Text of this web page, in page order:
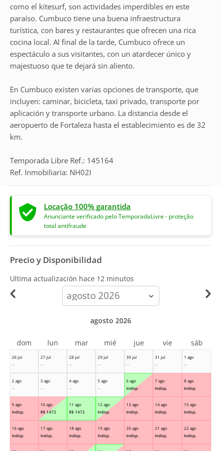
como el kitesurf, son actividades imperdibles en este
paraíso. Cumbuco tiene una buena infraestructura
turística, con bares y restaurantes que ofrecen una rica
cocina local. Al final de la tarde, Cumbuco ofrece un
espectáculo a sus visitantes, con un atardecer único y
majestuoso que te dejará sin aliento.
En Cumbuco existen varias opciones de transporte, que
incluyen: caminar, bicicleta, taxi privado, transporte por
aplicación y transporte urbano. La distancia desde el
aeropuerto de Fortaleza hasta el establecimiento es de 32
km.
Temporada Libre Ref.: 145164
Ref. Inmobiliaria: NH02I
Locação 100% garantida
Anunciante verificado pelo TemporadaLivre - proteção
total antifraude
Precio y Disponibilidad
Ultima actualización hace 12 minutos
calendar-
month
26 jul
--
27 jul
--
28 jul
--
29 jul
--
30 jul
--
31 jul
--
1 ago
--
2 ago
--
3 ago
--
4 ago
--
5 ago
--
6 ago
Indisp.
7 ago
Indisp.
8 ago
Indisp.
9 ago
Indisp.
10 ago
R$ 1472
11 ago
R$ 1472
12 ago
Indisp.
13 ago
Indisp.
14 ago
Indisp.
15 ago
Indisp.
16 ago
Indisp.
17 ago
Indisp.
18 ago
Indisp.
19 ago
Indisp.
20 ago
Indisp.
21 ago
Indisp.
22 ago
Indisp.
agosto 2026
dom lun mar mié jue vie sáb